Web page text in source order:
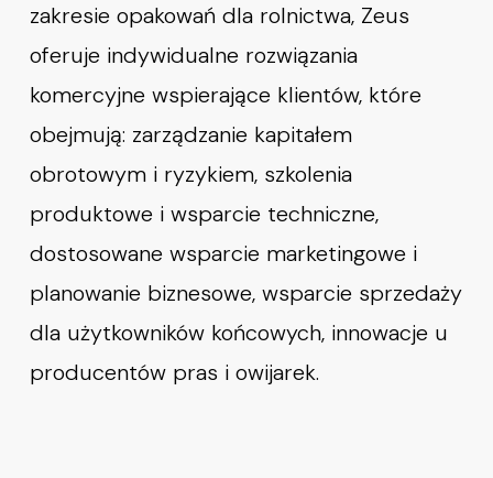
zakresie opakowań dla rolnictwa, Zeus
oferuje indywidualne rozwiązania
komercyjne wspierające klientów, które
obejmują: zarządzanie kapitałem
obrotowym i ryzykiem, szkolenia
produktowe i wsparcie techniczne,
dostosowane wsparcie marketingowe i
planowanie biznesowe, wsparcie sprzedaży
dla użytkowników końcowych, innowacje u
producentów pras i owijarek.